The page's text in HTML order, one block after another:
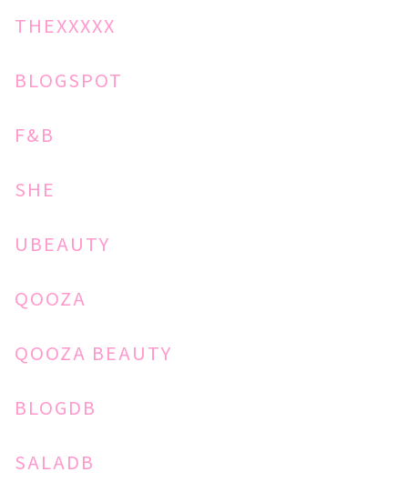
THEXXXXX
BLOGSPOT
F&B
SHE
UBEAUTY
QOOZA
QOOZA BEAUTY
BLOGDB
SALADB